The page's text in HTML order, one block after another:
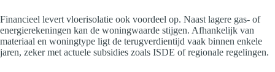
Financieel levert vloerisolatie ook voordeel op. Naast lagere gas- of
energierekeningen kan de woningwaarde stijgen. Afhankelijk van
materiaal en woningtype ligt de terugverdientijd vaak binnen enkele
jaren, zeker met actuele subsidies zoals ISDE of regionale regelingen.